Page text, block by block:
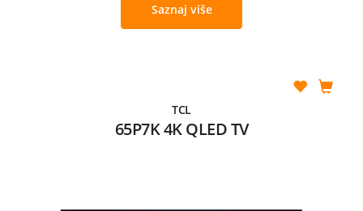
Saznaj više
TCL
65P7K 4K QLED TV